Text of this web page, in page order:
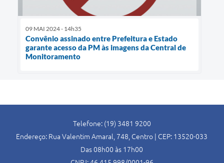
09 MAI 2024 - 14h35
Convênio assinado entre Prefeitura e Estado
garante acesso da PM às imagens da Central de
Monitoramento
Telefone: (19) 3481 9200
Endereço: Rua Valentim Amaral, 748, Centro | CEP: 13520-033
Das 08h00 às 17h00